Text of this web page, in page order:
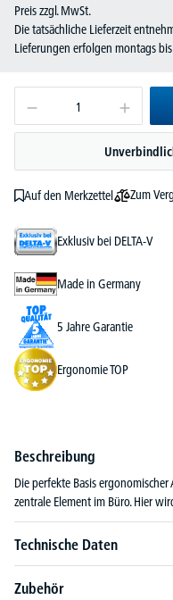
Preis zzgl. MwSt.
Die tatsächliche Lieferzeit
Lieferungen erfolgen montags
Auf den Merkzettel Zum
Exklusiv bei DELTA-V
Made in Germany
5 Jahre Garantie
Ergonomie TOP
Beschreibung
Die perfekte Basis
zentrale Element im Büro. Hier
Technische Daten
Zubehör